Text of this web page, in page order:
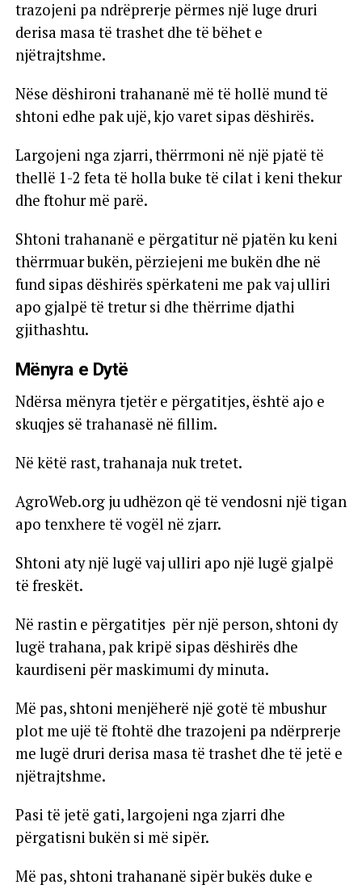
trazojeni pa ndrëprerje përmes një luge druri
derisa masa të trashet dhe të bëhet e
njëtrajtshme.
Nëse dëshironi trahananë më të hollë mund të
shtoni edhe pak ujë, kjo varet sipas dëshirës.
Largojeni nga zjarri, thërrmoni në një pjatë të
thellë 1-2 feta të holla buke të cilat i keni thekur
dhe ftohur më parë.
Shtoni trahananë e përgatitur në pjatën ku keni
thërrmuar bukën, përziejeni me bukën dhe në
fund sipas dëshirës spërkateni me pak vaj ulliri
apo gjalpë të tretur si dhe thërrime djathi
gjithashtu.
Mënyra e Dytë
Ndërsa mënyra tjetër e përgatitjes, është ajo e
skuqjes së trahanasë në fillim.
Në këtë rast, trahanaja nuk tretet.
AgroWeb.org ju udhëzon që të vendosni një tigan
apo tenxhere të vogël në zjarr.
Shtoni aty një lugë vaj ulliri apo një lugë gjalpë
të freskët.
Në rastin e përgatitjes për një person, shtoni dy
lugë trahana, pak kripë sipas dëshirës dhe
kaurdiseni për maskimumi dy minuta.
Më pas, shtoni menjëherë një gotë të mbushur
plot me ujë të ftohtë dhe trazojeni pa ndërprerje
me lugë druri derisa masa të trashet dhe të jetë e
njëtrajtshme.
Pasi të jetë gati, largojeni nga zjarri dhe
përgatisni bukën si më sipër.
Më pas, shtoni trahananë sipër bukës duke e